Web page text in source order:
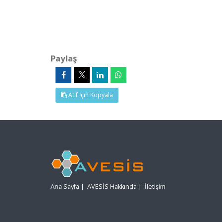
Paylaş
Atıf İçin Kopyala
Ana Sayfa | AVESİS Hakkında | İletişim